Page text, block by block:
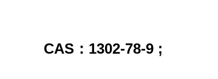
CAS ： 1302-